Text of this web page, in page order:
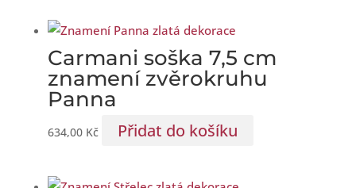
Carmani soška 7,5 cm
znamení zvěrokruhu
Panna
634,00 Kč Přidat do košíku